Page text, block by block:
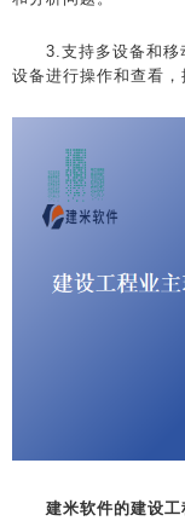
3.支持多设备和移
设备进行操作和查看，
建米软件的建设工